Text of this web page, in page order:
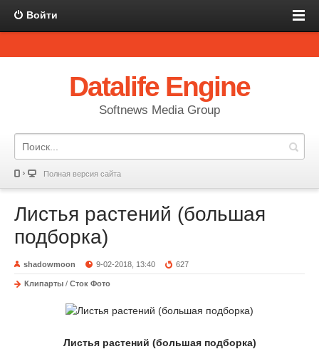
Войти
Datalife Engine
Softnews Media Group
Полная версия сайта
Листья растений (большая
подборка)
shadowmoon 9-02-2018, 13:40 627
Клипарты / Сток Фото
Листья растений (большая подборка)